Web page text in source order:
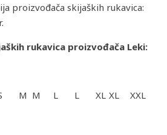
proizvođača skijaških rukavica:
rukavica proizvođača Leki:
M M L L XL XL XXL